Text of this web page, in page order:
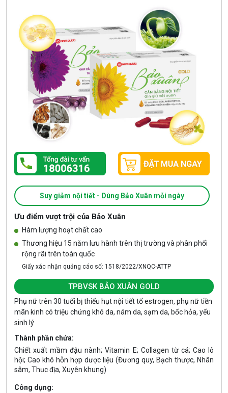
Suy giảm nội tiết - Dùng Bảo Xuân mỗi ngày
Ưu điểm vượt trội của Bảo Xuân
Hàm lượng hoạt chất cao
Thương hiệu 15 năm lưu hành trên thị trường và phân phối
rộng rãi trên toàn quốc
Giấy xác nhận quảng cáo số: 1518/2022/XNQC-ATTP
TPBVSK BẢO XUÂN GOLD
Phụ nữ trên 30 tuổi bị thiếu hụt nội tiết tố estrogen, phụ nữ tiền
mãn kinh có triệu chứng khô da, nám da, sạm da, bốc hỏa, yếu
sinh lý
Thành phần chứa:
Chiết xuất mầm đậu nành; Vitamin E; Collagen từ cá; Cao lô
hội; Cao khô hỗn hợp dược liệu (Đương quy, Bạch thược, Nhân
sâm, Thục địa, Xuyên khung)
Công dụng: